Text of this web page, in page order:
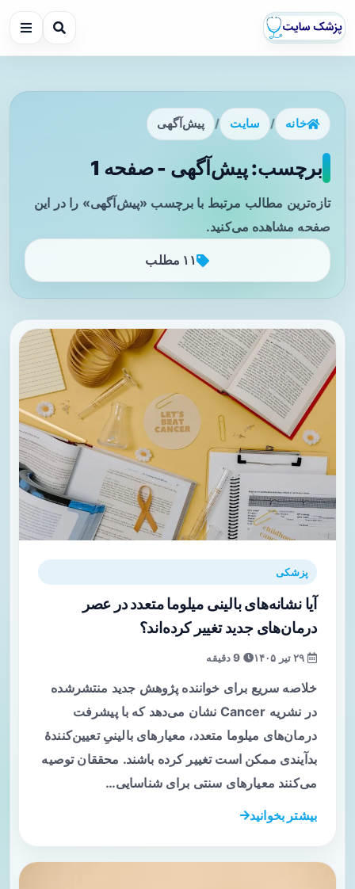
خانه / سایت / پیش‌آگهی
برچسب: پیش‌آگهی - صفحه 1
تازه‌ترین مطالب مرتبط با برچسب «پیش‌آگهی» را در این
صفحه مشاهده می‌کنید.
۱۱ مطلب
پزشکی
آیا نشانه‌های بالینی میلوما متعدد در عصر
درمان‌های جدید تغییر کرده‌اند؟
خلاصه سریع برای خواننده پژوهش جدید منتشرشده
در نشریه Cancer نشان می‌دهد که با پیشرفت
درمان‌های میلوما متعدد، معیارهای بالینیِ تعیین‌کنندهٔ
بدآیندی ممکن است تغییر کرده باشند. محققان توصیه
می‌کنند معیارهای سنتی برای شناسایی…
بیشتر بخوانید